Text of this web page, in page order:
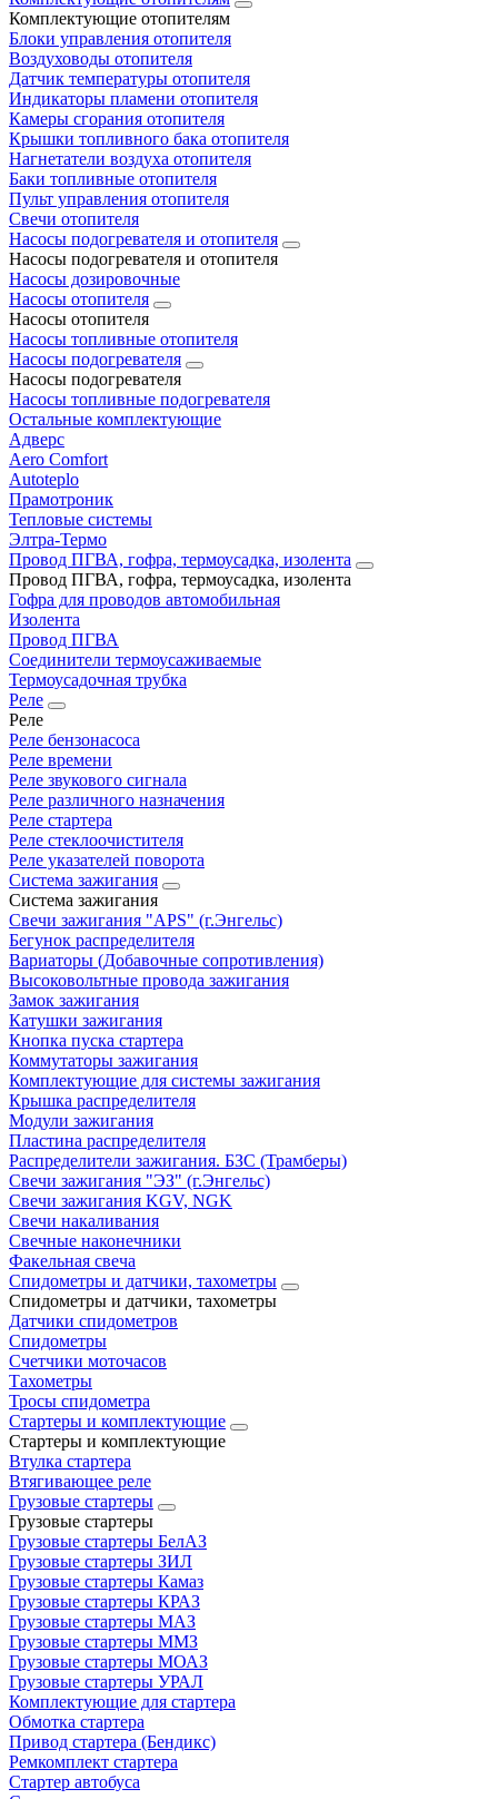
Комплектующие отопителям
Блоки управления отопителя
Воздуховоды отопителя
Датчик температуры отопителя
Индикаторы пламени отопителя
Камеры сгорания отопителя
Крышки топливного бака отопителя
Нагнетатели воздуха отопителя
Баки топливные отопителя
Пульт управления отопителя
Свечи отопителя
Насосы подогревателя и отопителя
Насосы подогревателя и отопителя
Насосы дозировочные
Насосы отопителя
Насосы отопителя
Насосы топливные отопителя
Насосы подогревателя
Насосы подогревателя
Насосы топливные подогревателя
Остальные комплектующие
Адверс
Aero Comfort
Autoteplo
Прамотроник
Тепловые системы
Элтра-Термо
Провод ПГВА, гофра, термоусадка, изолента
Провод ПГВА, гофра, термоусадка, изолента
Гофра для проводов автомобильная
Изолента
Провод ПГВА
Соединители термоусаживаемые
Термоусадочная трубка
Реле
Реле
Реле бензонасоса
Реле времени
Реле звукового сигнала
Реле различного назначения
Реле стартера
Реле стеклоочистителя
Реле указателей поворота
Система зажигания
Система зажигания
Свечи зажигания "APS" (г.Энгельс)
Бегунок распределителя
Вариаторы (Добавочные сопротивления)
Высоковольтные провода зажигания
Замок зажигания
Катушки зажигания
Кнопка пуска стартера
Коммутаторы зажигания
Комплектующие для системы зажигания
Крышка распределителя
Модули зажигания
Пластина распределителя
Распределители зажигания. БЗС (Трамберы)
Свечи зажигания "ЭЗ" (г.Энгельс)
Свечи зажигания KGV, NGK
Свечи накаливания
Свечные наконечники
Факельная свеча
Спидометры и датчики, тахометры
Спидометры и датчики, тахометры
Датчики спидометров
Спидометры
Счетчики моточасов
Тахометры
Тросы спидометра
Стартеры и комплектующие
Стартеры и комплектующие
Втулка стартера
Втягивающее реле
Грузовые стартеры
Грузовые стартеры
Грузовые стартеры БелАЗ
Грузовые стартеры ЗИЛ
Грузовые стартеры Камаз
Грузовые стартеры КРАЗ
Грузовые стартеры МАЗ
Грузовые стартеры ММЗ
Грузовые стартеры МОАЗ
Грузовые стартеры УРАЛ
Комплектующие для стартера
Обмотка стартера
Привод стартера (Бендикс)
Ремкомплект стартера
Стартер автобуса